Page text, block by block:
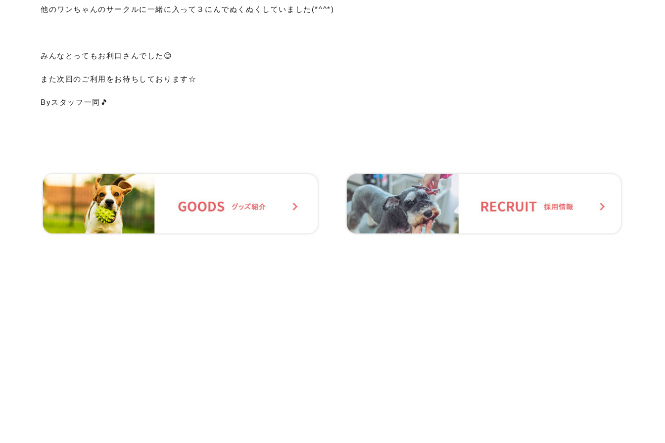
他のワンちゃんのサークルに一緒に入って３にんでぬくぬくしていました(*^^*)
みんなとってもお利口さんでした😊
また次回のご利用をお待ちしております☆
Byスタッフ一同🎵